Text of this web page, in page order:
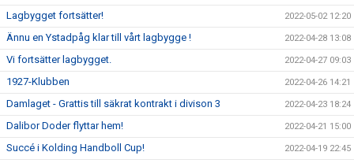
Lagbygget fortsätter! 2022-05-02 12:20
Ännu en Ystadpåg klar till vårt lagbygge ! 2022-04-28 13:08
Vi fortsätter lagbygget. 2022-04-27 09:03
1927-Klubben 2022-04-26 14:21
Damlaget - Grattis till säkrat kontrakt i divison 3 2022-04-23 18:24
Dalibor Doder flyttar hem! 2022-04-21 15:00
Succé i Kolding Handboll Cup! 2022-04-19 22:45